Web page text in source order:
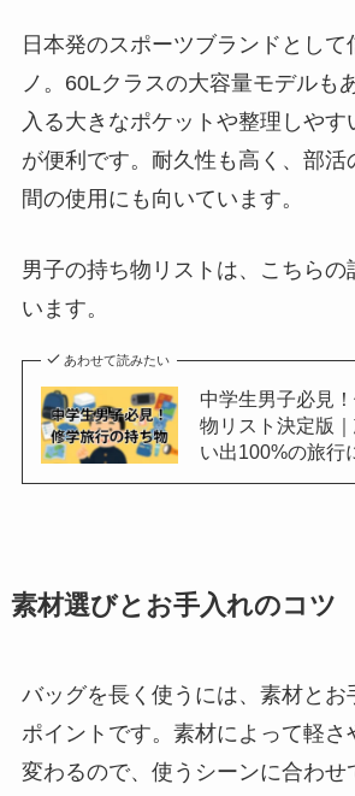
日本発のスポーツブランドとし
ノ。60Lクラスの大容量モデルも
入る大きなポケットや整理しやす
が便利です。耐久性も高く、部活
間の使用にも向いています。
男子の持ち物リストは、こちらの
います。
あわせて読みたい
中学生男子必見
物リスト決定版
い出100%の旅行
素材選びとお手入れのコツ
バッグを長く使うには、素材とお
ポイントです。素材によって軽さ
変わるので、使うシーンに合わせ